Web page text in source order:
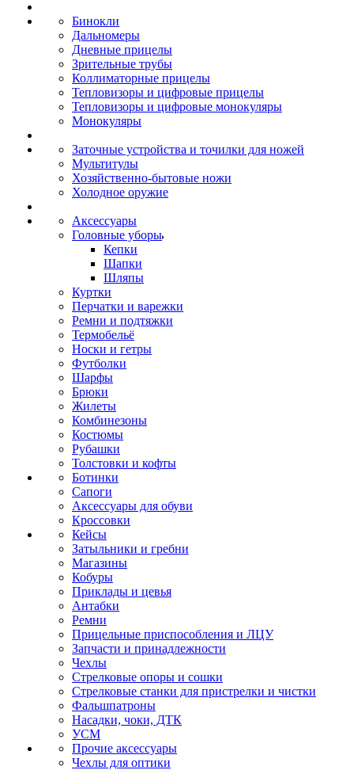
Бинокли
Дальномеры
Дневные прицелы
Зрительные трубы
Коллиматорные прицелы
Тепловизоры и цифровые прицелы
Тепловизоры и цифровые монокуляры
Монокуляры
Заточные устройства и точилки для ножей
Мультитулы
Хозяйственно-бытовые ножи
Холодное оружие
Аксессуары
Головные уборы
Кепки
Шапки
Шляпы
Куртки
Перчатки и варежки
Ремни и подтяжки
Термобельё
Носки и гетры
Футболки
Шарфы
Брюки
Жилеты
Комбинезоны
Костюмы
Рубашки
Толстовки и кофты
Ботинки
Сапоги
Аксессуары для обуви
Кроссовки
Кейсы
Затыльники и гребни
Магазины
Кобуры
Приклады и цевья
Антабки
Ремни
Прицельные приспособления и ЛЦУ
Запчасти и принадлежности
Чехлы
Стрелковые опоры и сошки
Стрелковые станки для пристрелки и чистки
Фальшпатроны
Насадки, чоки, ДТК
УСМ
Прочие аксессуары
Чехлы для оптики